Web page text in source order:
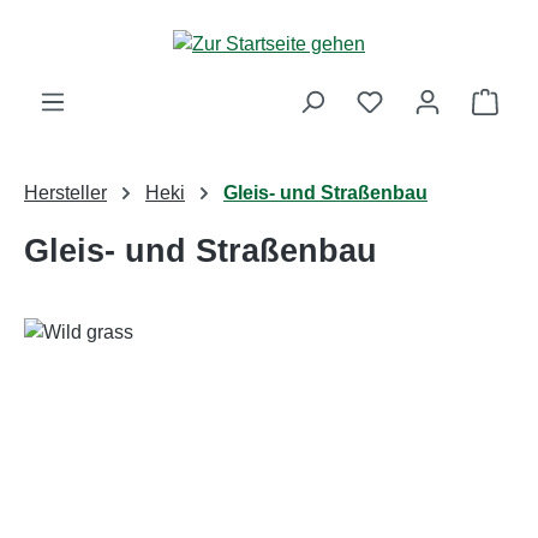
Zum Hauptinhalt springen
Hersteller Heki Gleis- und Straßenbau
Gleis- und Straßenbau